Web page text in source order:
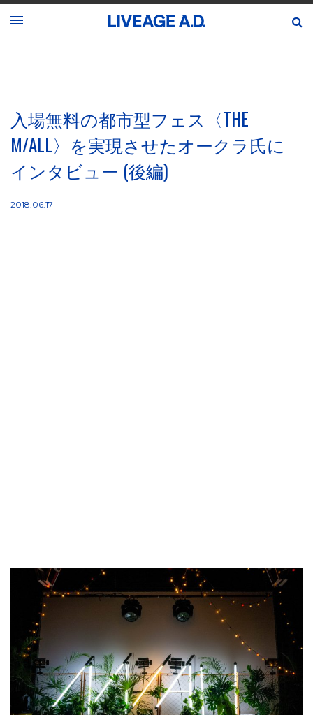
入場無料の都市型フェス〈THE
M/ALL〉を実現させたオークラ氏に
インタビュー (後編)
2018.06.17